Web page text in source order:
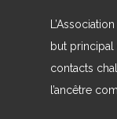
but principal
contacts
l’ancêtre